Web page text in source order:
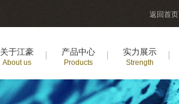
返回首页
关于江豪
About us
产品中心
Products
实力展示
Strength